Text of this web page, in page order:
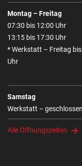
Montag – Freitag
07:30 bis 12:00 Uhr
13:15 bis 17:30 Uhr
* Werkstatt – Freitag
Uhr
Samstag
Werkstatt – geschlossen
Alle Öffnungszeiten